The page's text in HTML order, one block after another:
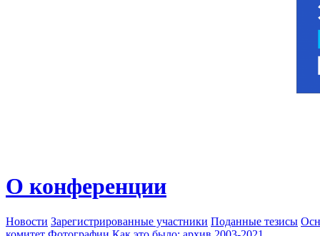
О конференции
Новости Зарегистрированные участники Поданные тезисы